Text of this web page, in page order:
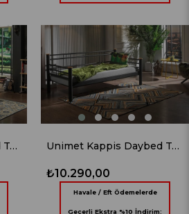
Unimet Kappis Daybed Tek Kişilik Beyaz Metal Karyola Unimet Kappis Daybed Tek Kişilik Siyah Metal Karyola
₺10.290,00
Havale / Eft Ödemelerde
Geçerli Ekstra %10 İndirim: